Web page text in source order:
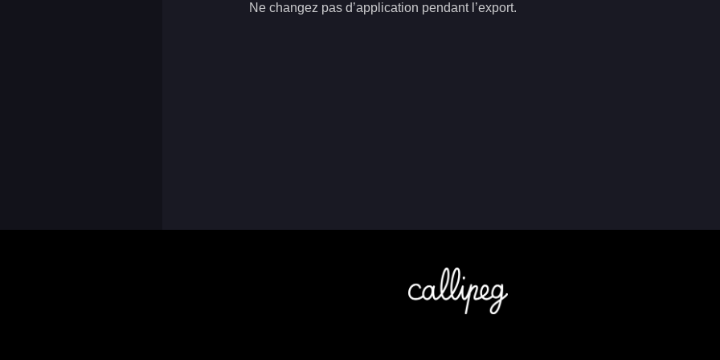
Ne changez pas d’application pendant l’export.